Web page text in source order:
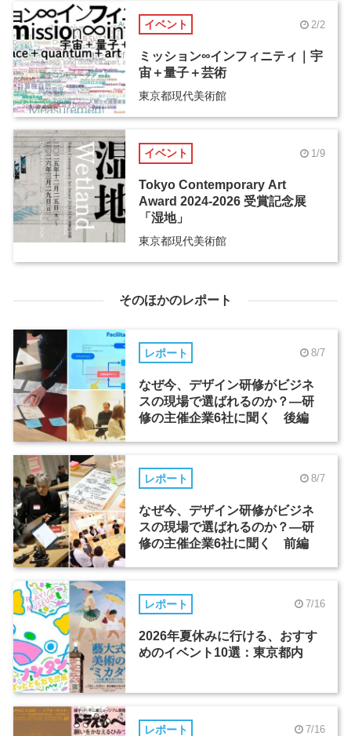
イベント 2/2
ミッション∞インフィニティ｜宇
宙＋量子＋芸術
東京都現代美術館
イベント 1/9
Tokyo Contemporary Art
Award 2024-2026 受賞記念展
「湿地」
東京都現代美術館
そのほかのレポート
レポート 8/7
なぜ今、デザイン研修がビジネ
スの現場で選ばれるのか？―研
修の主催企業6社に聞く 後編
レポート 8/7
なぜ今、デザイン研修がビジネ
スの現場で選ばれるのか？―研
修の主催企業6社に聞く 前編
レポート 7/16
2026年夏休みに行ける、おすす
めのイベント10選：東京都内
レポート 7/16